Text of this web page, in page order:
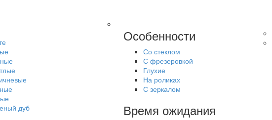
дуб
Особенности
Со стеклом
С фрезеровкой
Глухие
На роликах
С зеркалом
Время ожидания